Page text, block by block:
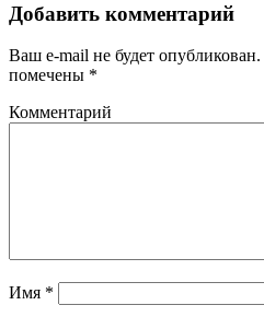
Добавить комментарий
Ваш e-mail не будет опубликован.
помечены *
Комментарий
Имя *